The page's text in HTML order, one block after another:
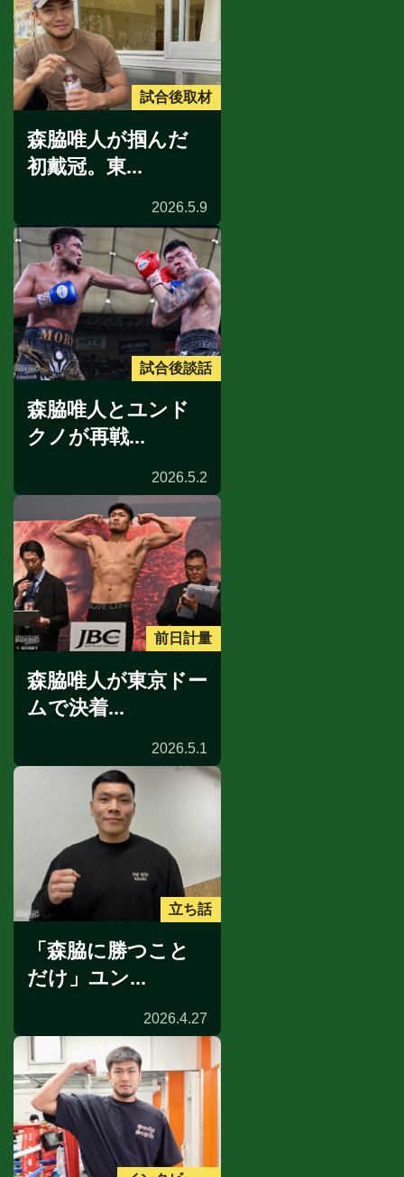
試合後取材
森脇唯人が掴んだ
初戴冠。東...
2026.5.9
試合後談話
森脇唯人とユンド
クノが再戦...
2026.5.2
前日計量
森脇唯人が東京ドー
ムで決着...
2026.5.1
立ち話
「森脇に勝つこと
だけ」ユン...
2026.4.27